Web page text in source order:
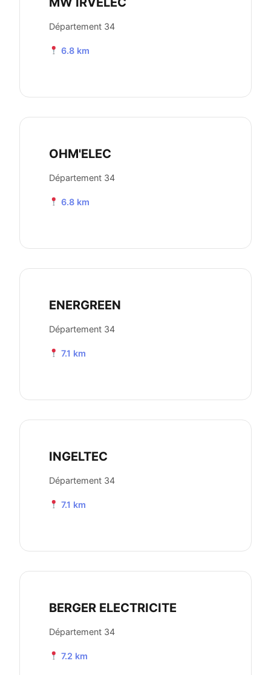
Département 34
6.8 km
OHM'ELEC
Département 34
6.8 km
ENERGREEN
Département 34
7.1 km
INGELTEC
Département 34
7.1 km
BERGER ELECTRICITE
Département 34
7.2 km